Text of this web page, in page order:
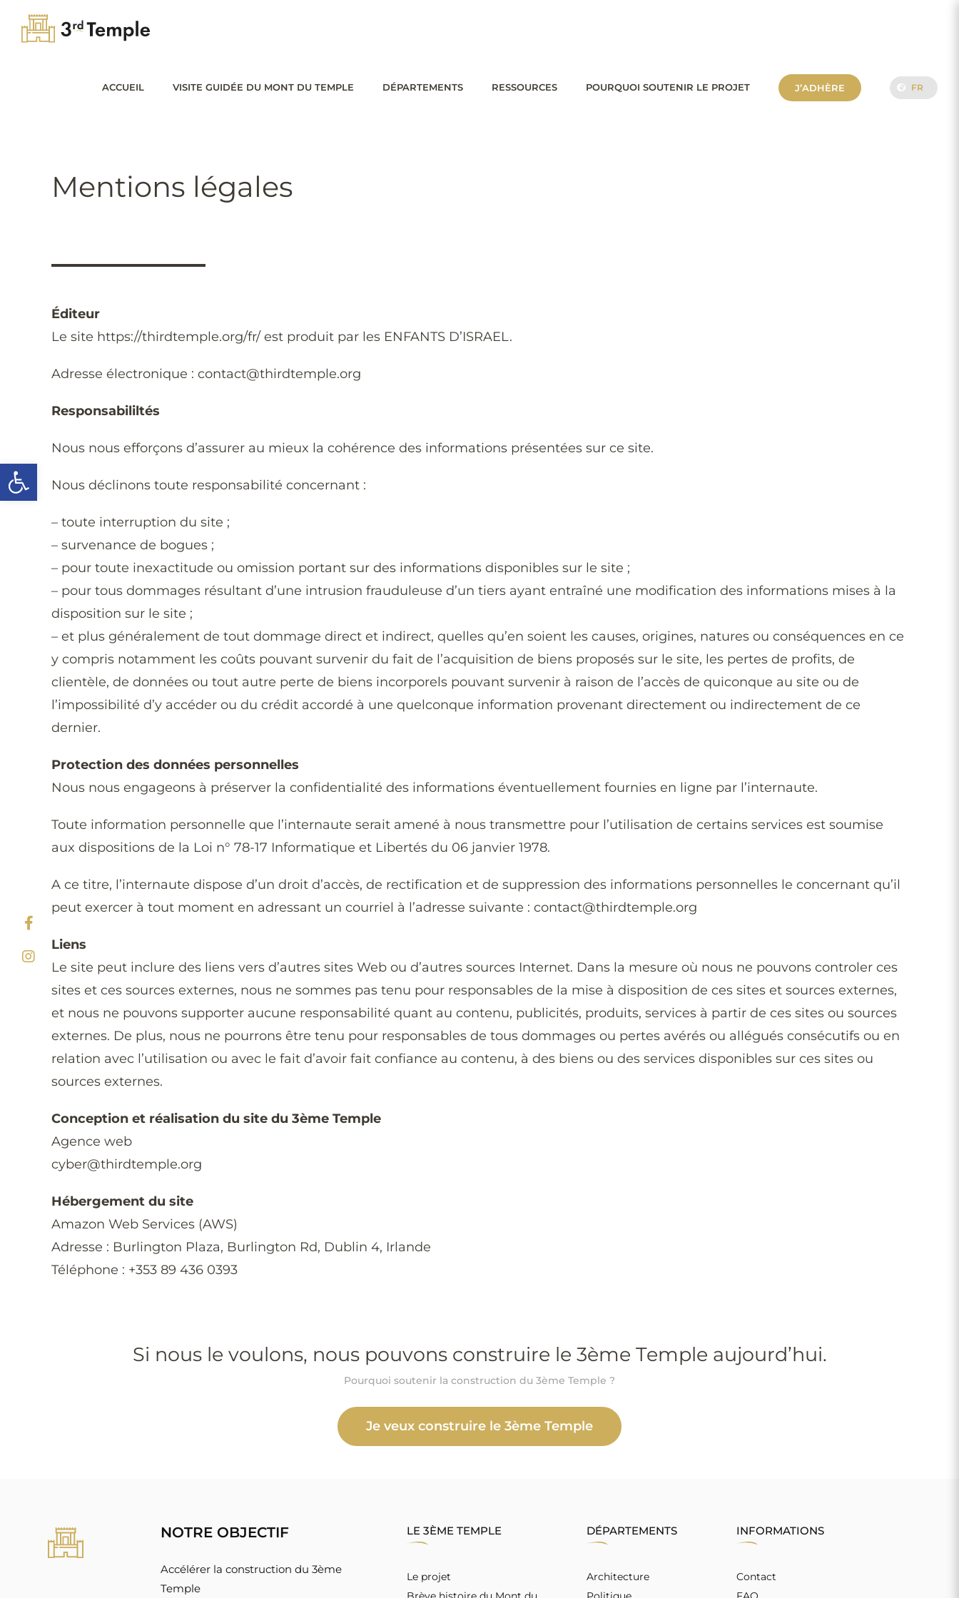
contenu
ACCUEIL VISITE GUIDÉE DU MONT DU TEMPLE DÉPARTEMENTS RESSOURCES POURQUOI SOUTENIR LE PROJET J’ADHÈRE FR
Mentions légales
Éditeur
Le site https://thirdtemple.org/fr/ est produit par les ENFANTS D’ISRAEL.
Adresse électronique : contact@thirdtemple.org
Responsabililtés
Nous nous efforçons d’assurer au mieux la cohérence des informations présentées sur ce site.
Nous déclinons toute responsabilité concernant :
– toute interruption du site ;
– survenance de bogues ;
– pour toute inexactitude ou omission portant sur des informations disponibles sur le site ;
– pour tous dommages résultant d’une intrusion frauduleuse d’un tiers ayant entraîné une modification des informations mises à la
disposition sur le site ;
– et plus généralement de tout dommage direct et indirect, quelles qu’en soient les causes, origines, natures ou conséquences en ce
y compris notamment les coûts pouvant survenir du fait de l’acquisition de biens proposés sur le site, les pertes de profits, de
clientèle, de données ou tout autre perte de biens incorporels pouvant survenir à raison de l’accès de quiconque au site ou de
l’impossibilité d’y accéder ou du crédit accordé à une quelconque information provenant directement ou indirectement de ce
dernier.
Protection des données personnelles
Nous nous engageons à préserver la confidentialité des informations éventuellement fournies en ligne par l’internaute.
Toute information personnelle que l’internaute serait amené à nous transmettre pour l’utilisation de certains services est soumise
aux dispositions de la Loi n° 78-17 Informatique et Libertés du 06 janvier 1978.
A ce titre, l’internaute dispose d’un droit d’accès, de rectification et de suppression des informations personnelles le concernant qu’il
peut exercer à tout moment en adressant un courriel à l’adresse suivante : contact@thirdtemple.org
Liens
Le site peut inclure des liens vers d’autres sites Web ou d’autres sources Internet. Dans la mesure où nous ne pouvons controler ces
sites et ces sources externes, nous ne sommes pas tenu pour responsables de la mise à disposition de ces sites et sources externes,
et nous ne pouvons supporter aucune responsabilité quant au contenu, publicités, produits, services à partir de ces sites ou sources
externes. De plus, nous ne pourrons être tenu pour responsables de tous dommages ou pertes avérés ou allégués consécutifs ou en
relation avec l’utilisation ou avec le fait d’avoir fait confiance au contenu, à des biens ou des services disponibles sur ces sites ou
sources externes.
Conception et réalisation du site du 3ème Temple
Agence web
cyber@thirdtemple.org
Hébergement du site
Amazon Web Services (AWS)
Adresse : Burlington Plaza, Burlington Rd, Dublin 4, Irlande
Téléphone : +353 89 436 0393
Si nous le voulons, nous pouvons construire le 3ème Temple aujourd’hui.
Pourquoi soutenir la construction du 3ème Temple ?
Je veux construire le 3ème Temple
NOTRE OBJECTIF
Accélérer la construction du 3ème
Temple
LE 3ÈME TEMPLE
Le projet
DÉPARTEMENTS
Architecture
INFORMATIONS
Contact
Ouvrir la barre d’outils